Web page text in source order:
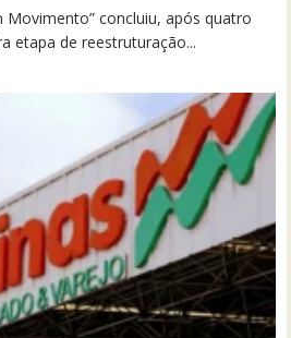
Movimento” concluiu, após quatro
etapa de reestruturação...